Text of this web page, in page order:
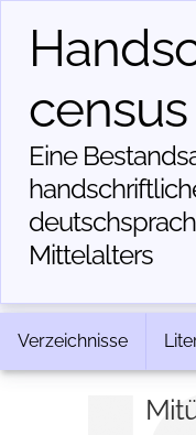
census
Eine
Mittelalters
Verzeichnisse